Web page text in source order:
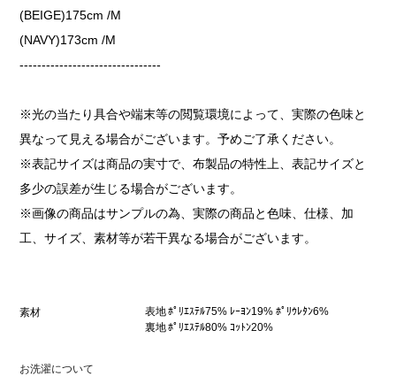
(BEIGE)175cm /M
(NAVY)173cm /M
--------------------------------
※光の当たり具合や端末等の閲覧環境によって、実際の色味と
異なって見える場合がございます。予めご了承ください。
※表記サイズは商品の実寸で、布製品の特性上、表記サイズと
多少の誤差が生じる場合がございます。
※画像の商品はサンプルの為、実際の商品と色味、仕様、加
工、サイズ、素材等が若干異なる場合がございます。
素材
表地 ﾎﾟﾘｴｽﾃﾙ75% ﾚｰﾖﾝ19% ﾎﾟﾘｳﾚﾀﾝ6%
裏地 ﾎﾟﾘｴｽﾃﾙ80% ｺｯﾄﾝ20%
お洗濯について